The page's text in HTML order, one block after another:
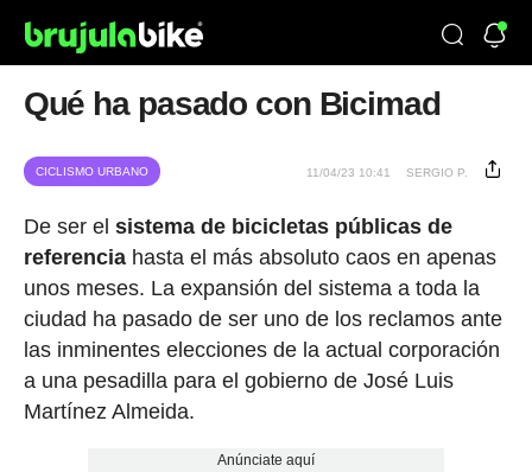
Qué ha pasado con Bicimad
CICLISMO URBANO 11/04/23 10:41 SERGIO P.
De ser el sistema de bicicletas públicas de
referenciahasta el más absoluto caos en apenas
unos meses. La expansión del sistema a toda la
ciudad ha pasado de ser uno de los reclamos ante
las inminentes elecciones de la actual corporación
a una pesadilla para el gobierno de José Luis
Martínez Almeida.
Anúnciate aquí